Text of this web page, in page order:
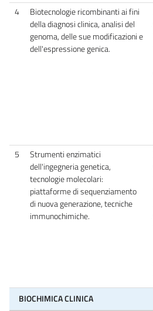
4
Biotecnologie ricombinanti ai fini
della diagnosi clinica, analisi del
genoma, delle sue modificazioni e
dell'espressione genica.
5
Strumenti enzimatici
dell'ingegneria genetica,
tecnologie molecolari:
piattaforme di sequenziamento
di nuova generazione, tecniche
immunochimiche.
BIOCHIMICA CLINICA